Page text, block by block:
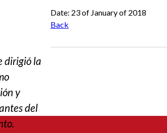
dirigió la
y
del
Date: 23 of January of 2018
Back